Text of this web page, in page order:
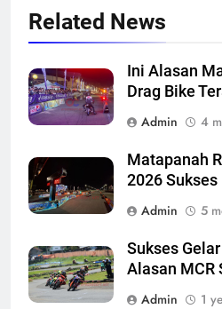
Related News
Ini Alasan
Drag Bike
Admin
4
Matapanah
2026
Admin
5
Sukses
Alasan MCR
Admin
1